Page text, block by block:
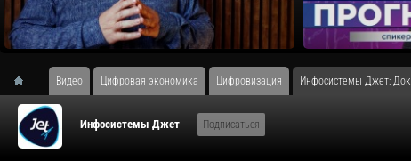
Видео Цифровая экономика Цифровизация Инфосистемы Джет:
Инфосистемы Джет Подписаться